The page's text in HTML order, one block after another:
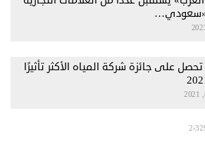
«سعودي…
تحصل على جائزة شركة المياه الأكثر تأثيرًا